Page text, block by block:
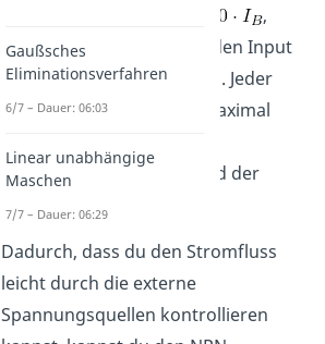
,
erhalten. Du kannst aber den Input
nicht beliebig groß wählen. Jeder
Transistor besitzt einen maximal
Überschreitest du ihn, wird der
Transistor zerstört.
Dadurch, dass du den Stromfluss
leicht durch die externe
Spannungsquellen kontrollieren
Gaußsches
Eliminationsverfahren
6/7 – Dauer: 06:03
Linear unabhängige
Maschen
7/7 – Dauer: 06:29